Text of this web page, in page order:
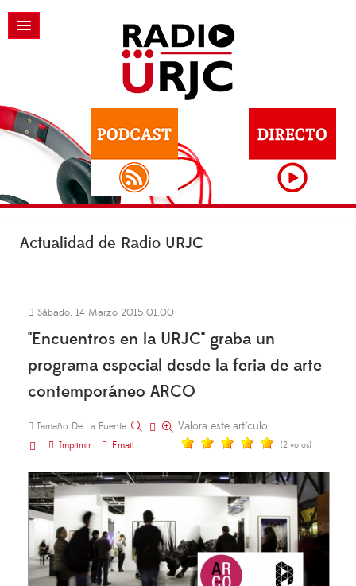
Actualidad de Radio URJC
Sábado, 14 Marzo 2015 01:00
"Encuentros en la URJC" graba un
programa especial desde la feria de arte
contemporáneo ARCO
Tamaño De La Fuente
Imprimir
Email
Valora este artículo
(2 votos)